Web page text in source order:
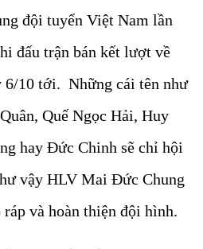
đội tuyển Việt Nam lần
đấu trận bán kết lượt về
6/10 tới. Những cái tên như
Quế Ngọc Hải, Huy
hay Đức Chinh sẽ chỉ hội
vậy HLV Mai Đức Chung
và hoàn thiện đội hình.